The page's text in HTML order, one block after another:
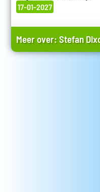
17-01-2027
Meer over:Stefan